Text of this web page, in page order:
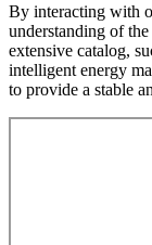
By interacting with
understanding of
extensive catalog,
intelligent energy
to provide a stable